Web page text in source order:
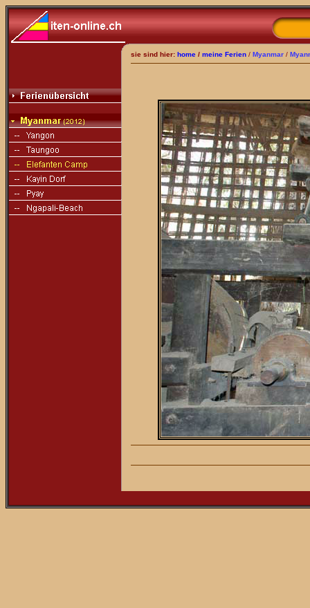
sie sind hier: home / meine Ferien / Myanmar /